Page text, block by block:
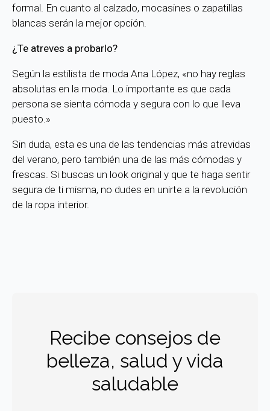
formal. En cuanto al calzado, mocasines o zapatillas
blancas serán la mejor opción.
¿Te atreves a probarlo?
Según la estilista de moda Ana López, «no hay reglas
absolutas en la moda. Lo importante es que cada
persona se sienta cómoda y segura con lo que lleva
puesto.»
Sin duda, esta es una de las tendencias más atrevidas
del verano, pero también una de las más cómodas y
frescas. Si buscas un look original y que te haga sentir
segura de ti misma, no dudes en unirte a la revolución
de la ropa interior.
Recibe consejos de
belleza, salud y vida
saludable